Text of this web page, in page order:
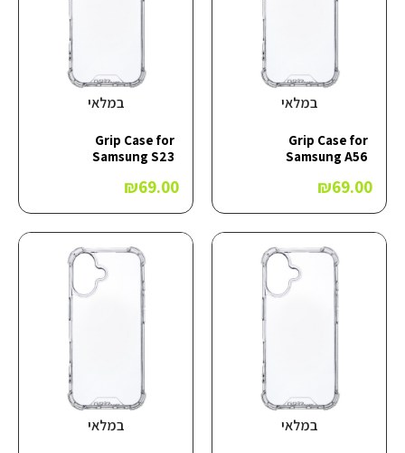
במלאי
Grip Case for
Samsung A56
₪69.00
במלאי
Grip Case for
Samsung S23
₪69.00
במלאי במלאי